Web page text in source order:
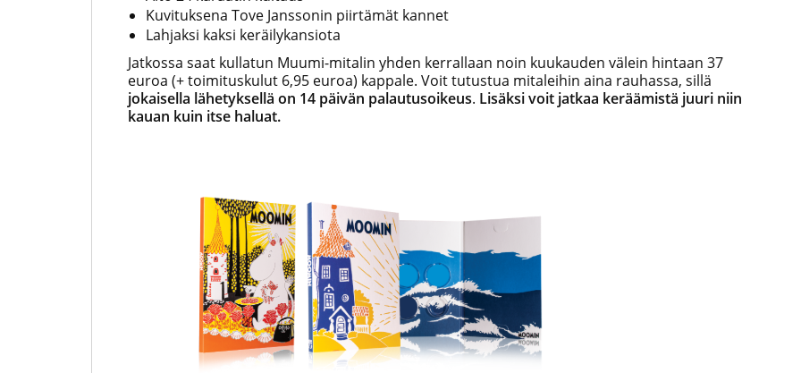
Kuvituksena Tove Janssonin piirtämät kannet
Lahjaksi kaksi keräilykansiota
Jatkossa saat kullatun Muumi-mitalin yhden kerrallaan noin kuukauden välein hintaan 37
euroa (+ toimituskulut 6,95 euroa) kappale. Voit tutustua mitaleihin aina rauhassa, sillä
jokaisella lähetyksellä on 14 päivän palautusoikeus. Lisäksi voit jatkaa keräämistä juuri niin
kauan kuin itse haluat.